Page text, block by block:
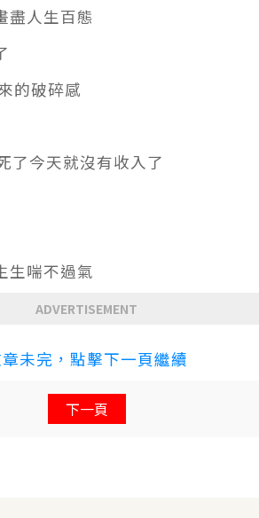
盡人生百態
的破碎感
了今天就沒有收入了
生喘不過氣
ADVERTISEMENT
未完，點擊下一頁繼續
下一頁